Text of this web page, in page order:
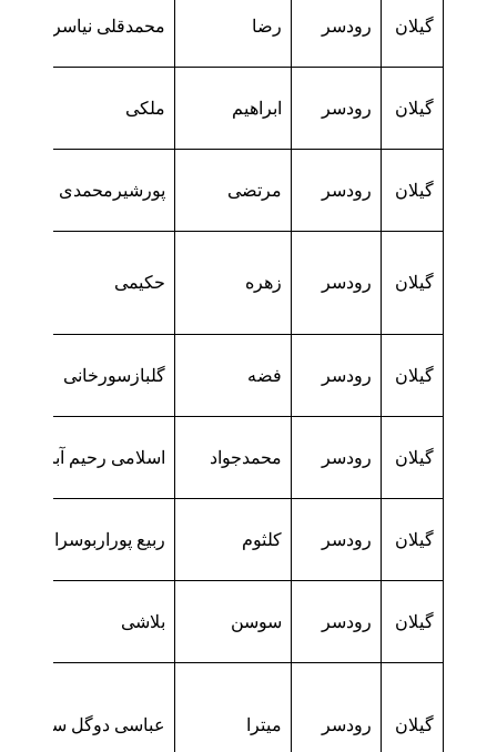
گیلان رودسر رضا محمدقلی نیاسرپلی
گیلان رودسر ابراهیم ملکی
گیلان رودسر مرتضی پورشیرمحمدی
گیلان رودسر زهره حکیمی
گیلان رودسر فضه گلبازسورخانی
گیلان رودسر محمدجواد اسلامی رحیم آباد
گیلان رودسر کلثوم ربیع پوراربوسرا
گیلان رودسر سوسن بلاشی
گیلان رودسر میترا عباسی دوگل سرا